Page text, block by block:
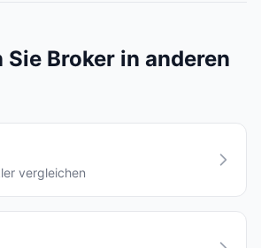
Broker in anderen
vergleichen